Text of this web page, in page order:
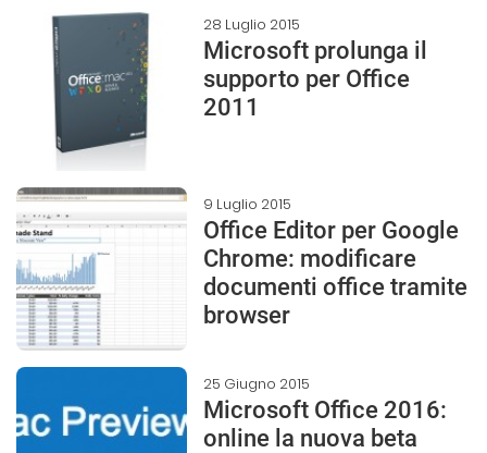
28 Luglio 2015
Microsoft prolunga il
supporto per Office
2011
9 Luglio 2015
Office Editor per Google
Chrome: modificare
documenti office tramite
browser
25 Giugno 2015
Microsoft Office 2016:
online la nuova beta